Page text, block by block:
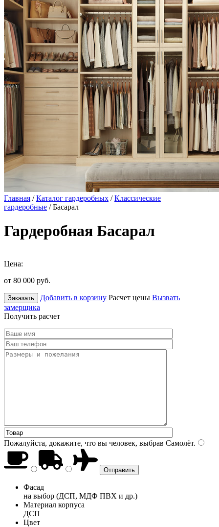
Главная /Каталог гардеробных /Классические
гардеробные / Басарал
Гардеробная Басарал
Цена:
от 80 000 руб.
Заказать Добавить в корзину Расчет цены Вызвать
замерщика
Получить расчет
Пожалуйста, докажите, что вы человек, выбрав Самолёт.
Фасад
на выбор (ДСП, МДФ ПВХ и др.)
Материал корпуса
ДСП
Цвет